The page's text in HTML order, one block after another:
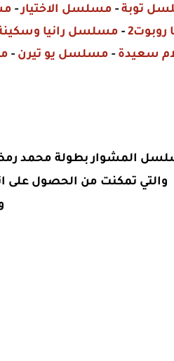
توبة- مسلسل الاختيار-
روبوت2 - مسلسل رانيا
سعيدة- مسلسل يو تيرن -
المشوار بطولة محمد
والتي تمكنت من الحصول على